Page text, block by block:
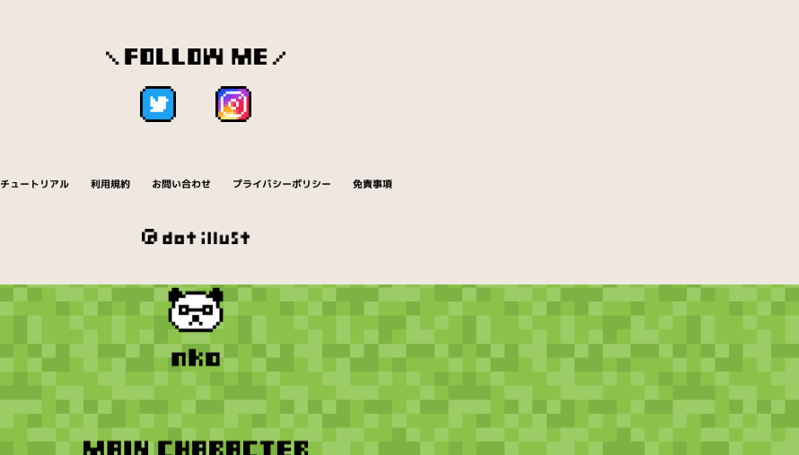
チュートリアル 利用規約 お問い合わせ プライバシーポリシー 免責事項